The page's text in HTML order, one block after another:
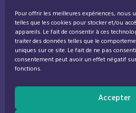
Pour offrir les meilleures expériences, nous
telles que les cookies pour stocker et/ou
appareils. Le fait de consentir à ces
traiter des données telles que le
uniques sur ce site. Le fait de ne pas
consentement peut avoir un effet négatif
fonctions.
Accepter
Désinscription à tout moment.
J'accepte de recevoir des emails